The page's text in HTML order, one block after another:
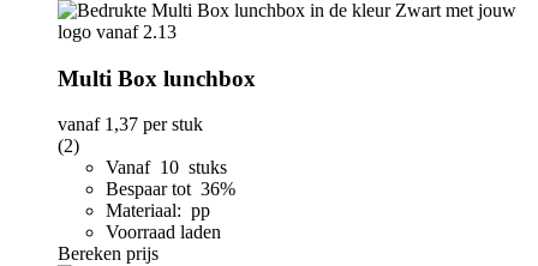
Multi Box lunchbox
vanaf 1,37 per stuk
(2)
Vanaf 10 stuks
Bespaar tot 36%
Materiaal: pp
Voorraad laden
Bereken prijs